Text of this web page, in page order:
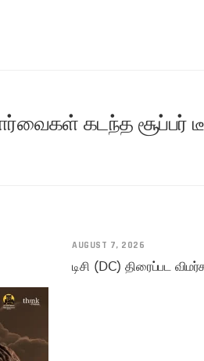
கடந்த சூப்பர்
AUGUST 7, 2026
டிசி (DC) திரைப்பட